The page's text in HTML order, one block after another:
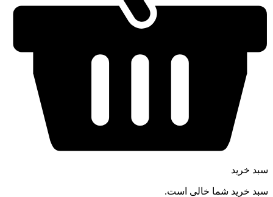
سبد خرید
سبد خرید شما خالی است.